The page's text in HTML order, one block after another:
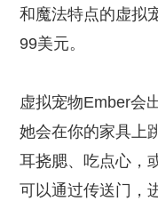
和魔法特点的虚拟
99美元。
虚拟宠物Ember会
她会在你的家具上
耳挠腮、吃点心，
可以通过传送门，